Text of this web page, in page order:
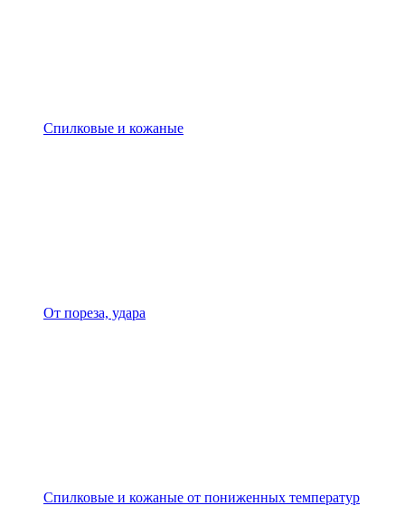
Спилковые и кожаные
От пореза, удара
Спилковые и кожаные от пониженных температур